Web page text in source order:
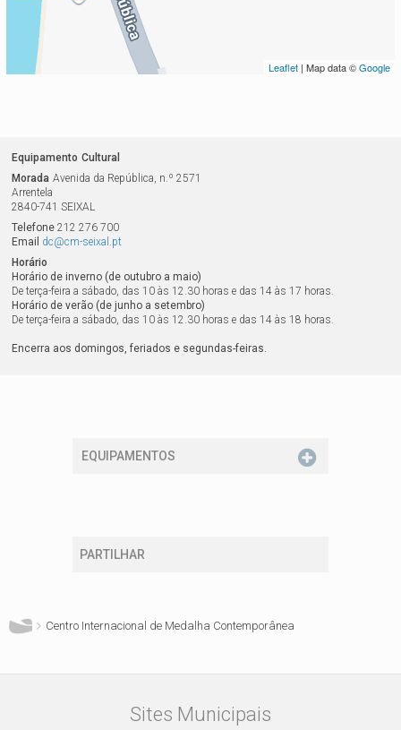
Leaflet | Map data ©Google
Equipamento Cultural
Morada Avenida da República, n.º 2571
Arrentela
2840-741 SEIXAL
Telefone 212 276 700
Email dc@cm-seixal.pt
Horário
Horário de inverno (de outubro a maio)
De terça-feira a sábado, das 10 às 12.30 horas e das 14 às 17 horas.
Horário de verão (de junho a setembro)
De terça-feira a sábado, das 10 às 12.30 horas e das 14 às 18 horas.
Encerra aos domingos, feriados e segundas-feiras.
EQUIPAMENTOS
PARTILHAR
Centro Internacional de Medalha Contemporânea
Sites Municipais